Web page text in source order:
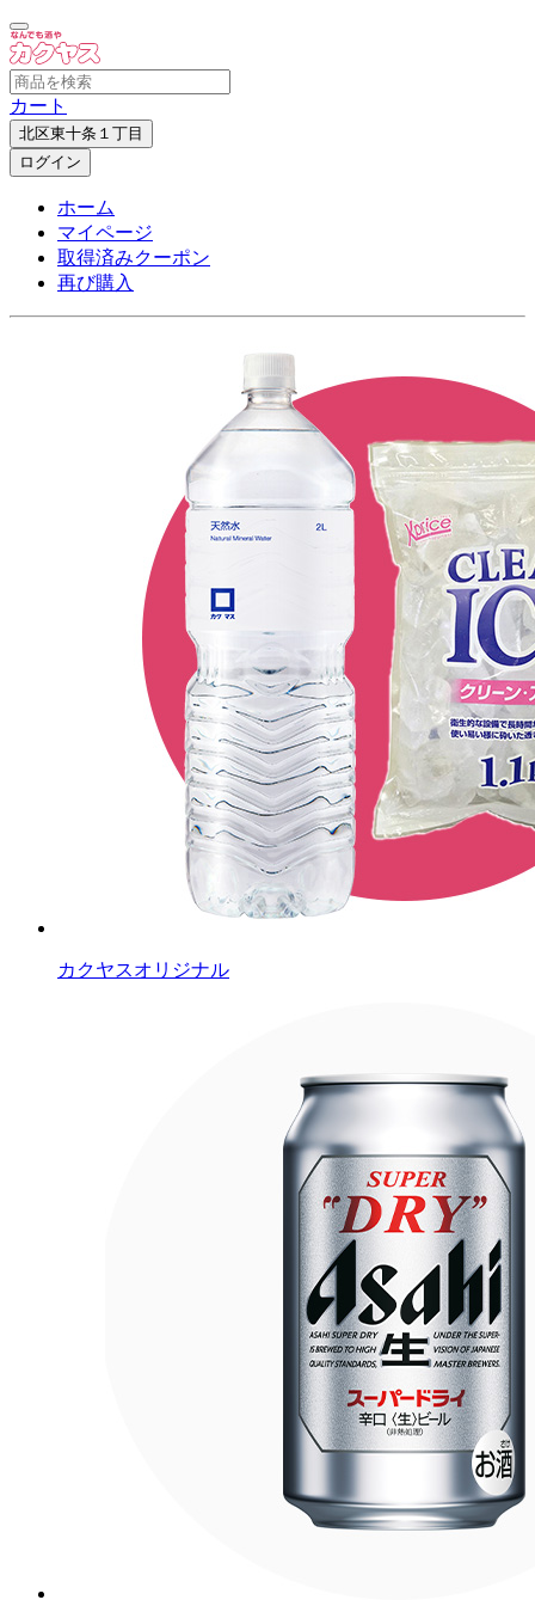
カート
北区東十条１丁目
ログイン
ホーム
マイページ
取得済みクーポン
再び購入
カクヤスオリジナル